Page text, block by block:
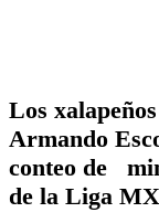
Los
Armando
conteo de
de la Liga